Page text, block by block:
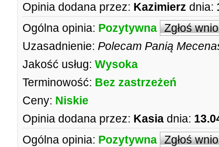
Opinia dodana przez: Kazimierz dnia:
Ogólna opinia: Pozytywna Zgłoś
Uzasadnienie: Polecam Panią
Jakość usług: Wysoka
Terminowość: Bez zastrzeżeń
Ceny: Niskie
Opinia dodana przez: Kasia dnia:
Ogólna opinia: Pozytywna Zgłoś